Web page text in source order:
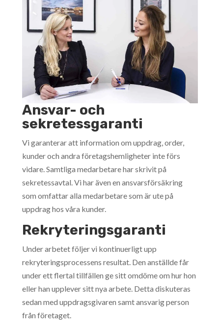
Ansvar- och
sekretessgaranti
Vi garanterar att information om uppdrag, order,
kunder och andra företagshemligheter inte förs
vidare. Samtliga medarbetare har skrivit på
sekretessavtal. Vi har även en ansvarsförsäkring
som omfattar alla medarbetare som är ute på
uppdrag hos våra kunder.
Rekryteringsgaranti
Under arbetet följer vi kontinuerligt upp
rekryteringsprocessens resultat. Den anställde får
under ett flertal tillfällen ge sitt omdöme om hur hon
eller han upplever sitt nya arbete. Detta diskuteras
sedan med uppdragsgivaren samt ansvarig person
från företaget.